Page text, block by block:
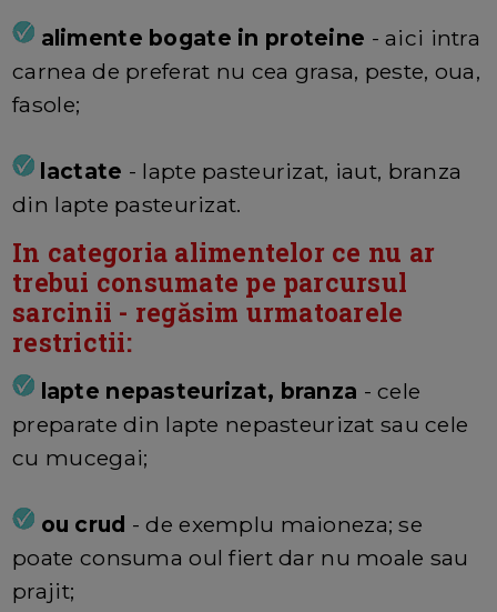
alimente bogate in proteine - aici intra
carnea de preferat nu cea grasa, peste, oua,
fasole;
lactate - lapte pasteurizat, iaut, branza
din lapte pasteurizat.
In categoria alimentelor ce nu ar
trebui consumate pe parcursul
sarcinii - regăsim urmatoarele
restrictii:
lapte nepasteurizat, branza - cele
preparate din lapte nepasteurizat sau cele
cu mucegai;
ou crud - de exemplu maioneza; se
poate consuma oul fiert dar nu moale sau
prajit;